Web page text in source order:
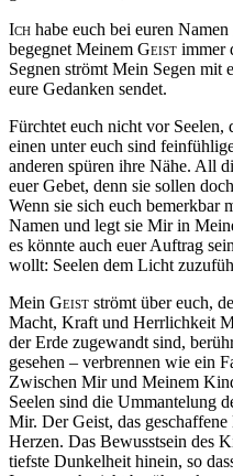
Ich habe euch bei euren
begegnet Meinem Geist immer
Segnen strömt Mein Segen
eure Gedanken sendet.
Fürchtet euch nicht vor
einen unter euch sind
anderen spüren ihre Nähe. All
euer Gebet, denn sie sollen
Wenn sie sich euch bemerkbar
Namen und legt sie Mir in
es könnte auch euer Auftrag
wollt: Seelen dem Licht
Mein Geist strömt über euch,
Macht, Kraft und Herrlichkeit
der Erde zugewandt sind,
gesehen – verbrennen wie ein
Zwischen Mir und Meinem
Seelen sind die Ummantelung
Mir. Der Geist, das
Herzen. Das Bewusstsein des
tiefste Dunkelheit hinein, so